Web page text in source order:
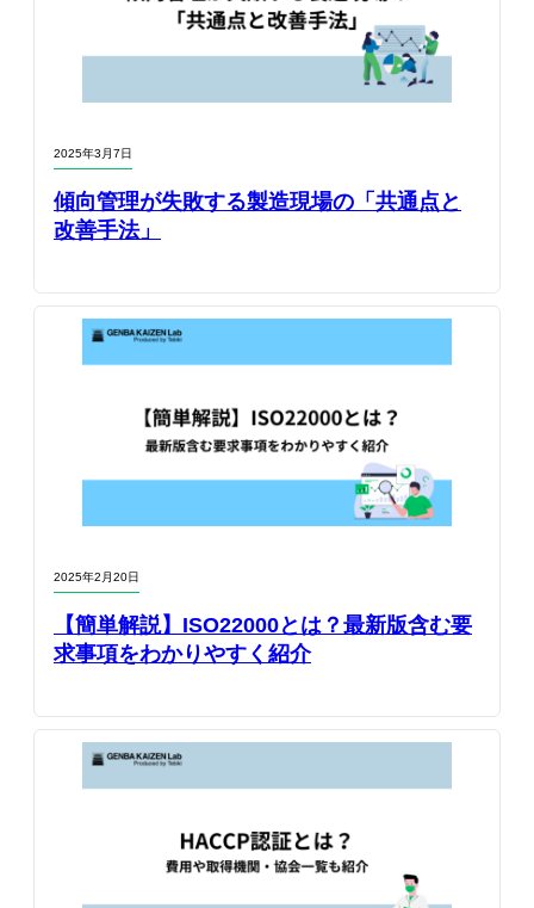
2025年3月7日
傾向管理が失敗する製造現場の「共通点と
改善手法」
2025年2月20日
【簡単解説】ISO22000とは？最新版含む要
求事項をわかりやすく紹介